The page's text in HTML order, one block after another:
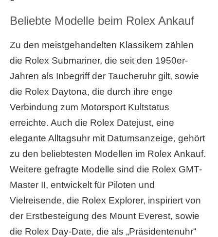
Beliebte Modelle beim Rolex Ankauf
Zu den meistgehandelten Klassikern zählen
die Rolex Submariner, die seit den 1950er-
Jahren als Inbegriff der Taucheruhr gilt, sowie
die Rolex Daytona, die durch ihre enge
Verbindung zum Motorsport Kultstatus
erreichte. Auch die Rolex Datejust, eine
elegante Alltagsuhr mit Datumsanzeige, gehört
zu den beliebtesten Modellen im Rolex Ankauf.
Weitere gefragte Modelle sind die Rolex GMT-
Master II, entwickelt für Piloten und
Vielreisende, die Rolex Explorer, inspiriert von
der Erstbesteigung des Mount Everest, sowie
die Rolex Day-Date, die als „Präsidentenuhr“